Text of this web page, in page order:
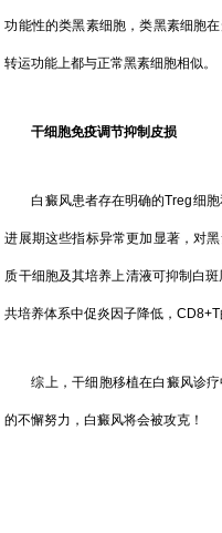
功能性的类黑素细胞，类黑素细胞
转运功能上都与正常黑素细胞相似。
干细胞免疫调节抑制皮损
白癜风患者存在明确的Treg细
进展期这些指标异常更加显著，对
质干细胞及其培养上清液可抑制白
共培养体系中促炎因子降低，CD8+T
综上，干细胞移植在白癜风诊
的不懈努力，白癜风将会被攻克！